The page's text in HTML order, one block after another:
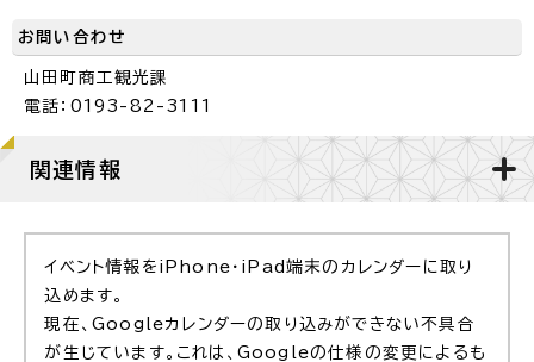
お問い合わせ
山田町商工観光課
電話：0193-82-3111
関連情報
イベント情報をiPhone・iPad端末のカレンダーに取り
込めます。
現在、Googleカレンダーの取り込みができない不具合
が生じています。これは、Googleの仕様の変更によるも